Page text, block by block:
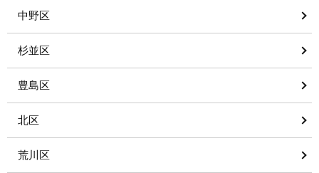
中野区
杉並区
豊島区
北区
荒川区